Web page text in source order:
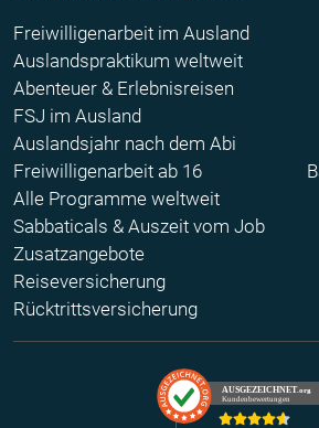
Freiwilligenarbeit im Ausland
Auslandspraktikum weltweit
Abenteuer & Erlebnisreisen
FSJ im Ausland
Auslandsjahr nach dem Abi
Freiwilligenarbeit ab 16
Alle Programme weltweit
Sabbaticals & Auszeit vom Job
Zusatzangebote
Reiseversicherung
Rücktrittsversicherung
AUSGEZEICHNET.org
Kundenbewertungen